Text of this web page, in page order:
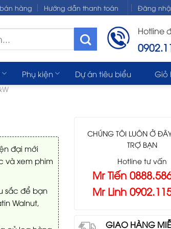
hàng Hướng dẫn thanh toán Đăng
Hotline
Phụ kiện Dự án tiêu biểu Giỏ
đại mới
và xem phim
sắc để bạn
Walnut,
CHÚNG TÔI LUÔN Ở
TRỢ BẠN
Hotline tư vấn
Mr Tiến
Mr Linh
GIAO HÀNG